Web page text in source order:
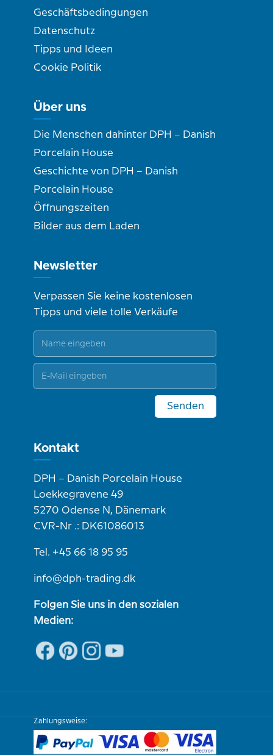
Geschäftsbedingungen
Datenschutz
Tipps und Ideen
Cookie Politik
Über uns
Die Menschen dahinter DPH – Danish
Porcelain House
Geschichte von DPH – Danish
Porcelain House
Öffnungszeiten
Bilder aus dem Laden
Newsletter
Verpassen Sie keine kostenlosen
Tipps und viele tolle Verkäufe
Senden
Kontakt
DPH – Danish Porcelain House
Loekkegravene 49
5270 Odense N, Dänemark
CVR-Nr .: DK61086013
Tel. +45 66 18 95 95
info@dph-trading.dk
Folgen Sie uns in den sozialen
Medien:
Zahlungsweise: